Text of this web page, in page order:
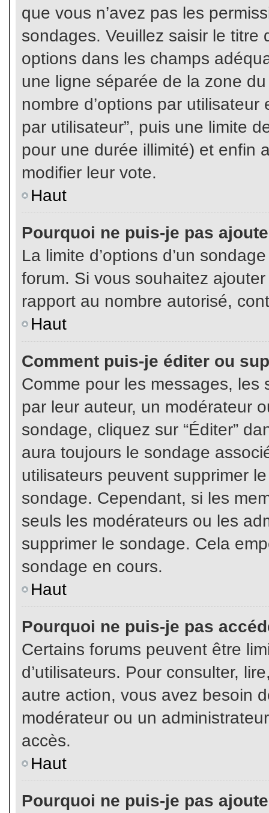
que vous n’avez pas les
sondages. Veuillez saisir le
options dans les champs
une ligne séparée de la zone
nombre d’options par
par utilisateur”, puis une limite
pour une durée illimité) et enfin
modifier leur vote.
Haut
Pourquoi ne puis-je pas
La limite d’options d’un
forum. Si vous souhaitez
rapport au nombre autorisé,
Haut
Comment puis-je éditer ou
Comme pour les messages,
par leur auteur, un modérateur
sondage, cliquez sur “Éditer”
aura toujours le sondage
utilisateurs peuvent supprimer
sondage. Cependant, si les
seuls les modérateurs ou les
supprimer le sondage. Cela
sondage en cours.
Haut
Pourquoi ne puis-je pas
Certains forums peuvent être
d’utilisateurs. Pour consulter,
autre action, vous avez besoin
modérateur ou un
accès.
Haut
Pourquoi ne puis-je pas